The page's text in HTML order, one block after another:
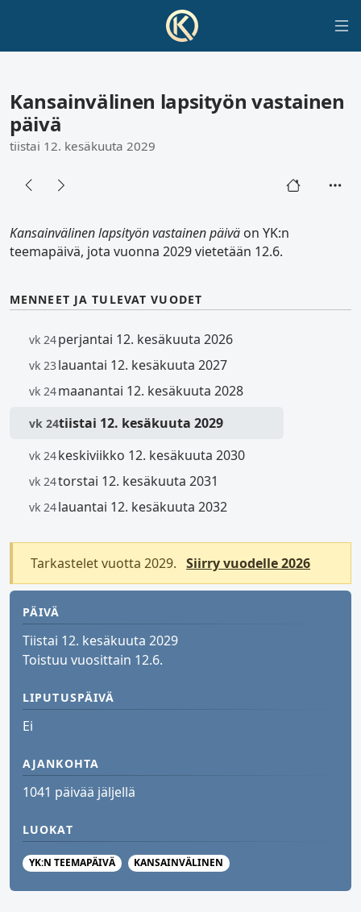
Kansainvälinen lapsityön vastainen
päivä
tiistai 12. kesäkuuta 2029
Kansainvälinen lapsityön vastainen päivä on YK:n
teemapäivä, jota vuonna 2029 vietetään 12.6.
MENNEET JA TULEVAT VUODET
vk 24perjantai 12. kesäkuuta 2026
vk 23 lauantai 12. kesäkuuta 2027
vk 24maanantai 12. kesäkuuta 2028
vk 24tiistai 12. kesäkuuta 2029
vk 24keskiviikko 12. kesäkuuta 2030
vk 24torstai 12. kesäkuuta 2031
vk 24lauantai 12. kesäkuuta 2032
Tarkastelet vuotta 2029. Siirry vuodelle 2026
PÄIVÄ
Tiistai 12. kesäkuuta 2029
Toistuu vuosittain 12.6.
LIPUTUSPÄIVÄ
Ei
AJANKOHTA
1041 päivää jäljellä
LUOKAT
YK:N TEEMAPÄIVÄ KANSAINVÄLINEN